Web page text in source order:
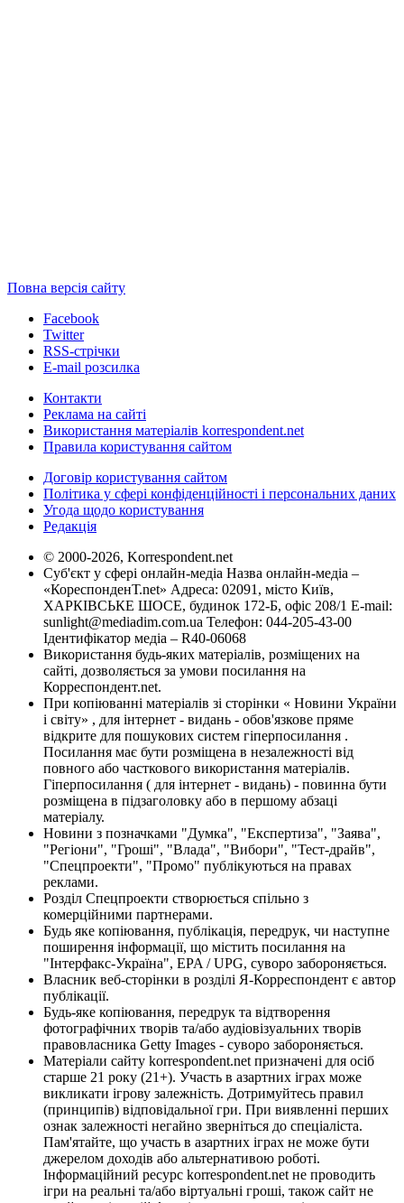
Повна версія сайту
Facebook
Twitter
RSS-стрічки
E-mail розсилка
Контакти
Реклама на сайті
Використання матеріалів korrespondent.net
Правила користування сайтом
Договір користування сайтом
Політика у сфері конфіденційності і персональних даних
Угода щодо користування
Редакція
© 2000-2026, Korrespondent.net
Суб'єкт у сфері онлайн-медіа Назва онлайн-медіа –
«КореспонденТ.net» Адреса: 02091, місто Київ,
ХАРКІВСЬКЕ ШОСЕ, будинок 172-Б, офіс 208/1 E-mail:
sunlight@mediadim.com.ua Телефон: 044-205-43-00
Ідентифікатор медіа – R40-06068
Використання будь-яких матеріалів, розміщених на
сайті, дозволяється за умови посилання на
Корреспондент.net.
При копіюванні матеріалів зі сторінки « Новини України
і світу» , для інтернет - видань - обов'язкове пряме
відкрите для пошукових систем гіперпосилання .
Посилання має бути розміщена в незалежності від
повного або часткового використання матеріалів.
Гіперпосилання ( для інтернет - видань) - повинна бути
розміщена в підзаголовку або в першому абзаці
матеріалу.
Новини з позначками "Думка", "Експертиза", "Заява",
"Регіони", "Гроші", "Влада", "Вибори", "Тест-драйв",
"Спецпроекти", "Промо" публікуються на правах
реклами.
Розділ Спецпроекти створюється спільно з
комерційними партнерами.
Будь яке копіювання, публікація, передрук, чи наступне
поширення інформації, що містить посилання на
"Інтерфакс-Україна", EPA / UPG, суворо забороняється.
Власник веб-сторінки в розділі Я-Корреспондент є автор
публікації.
Будь-яке копіювання, передрук та відтворення
фотографічних творів та/або аудіовізуальних творів
правовласника Getty Images - суворо забороняється.
Матеріали сайту korrespondent.net призначені для осіб
старше 21 року (21+). Участь в азартних іграх може
викликати ігрову залежність. Дотримуйтесь правил
(принципів) відповідальної гри. При виявленні перших
ознак залежності негайно зверніться до спеціаліста.
Пам'ятайте, що участь в азартних іграх не може бути
джерелом доходів або альтернативою роботі.
Інформаційний ресурс korrespondent.net не проводить
ігри на реальні та/або віртуальні гроші, також сайт не